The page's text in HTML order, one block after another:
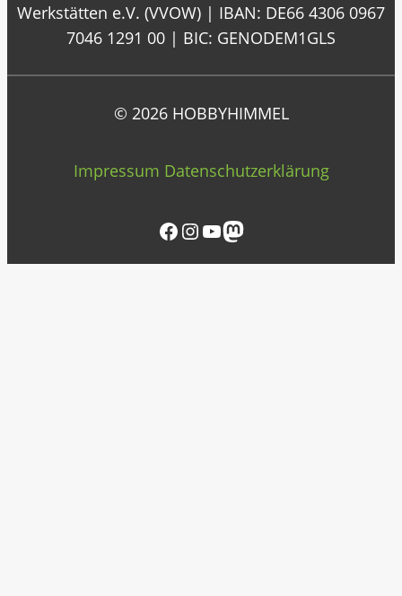
Werkstätten e.V. (VVOW) | IBAN: DE66 4306 0967
7046 1291 00 | BIC: GENODEM1GLS
© 2026 HOBBYHIMMEL
Impressum Datenschutzerklärung
Facebook InstagramYouTube Mastodon